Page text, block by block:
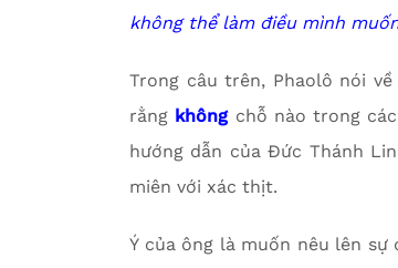
không thể làm điều mình
Trong câu trên, Phaolô nói
rằng khôngchỗ nào trong
hướng dẫn của Đức Thánh
miên với xác thịt.
Ý của ông là muốn nêu lên